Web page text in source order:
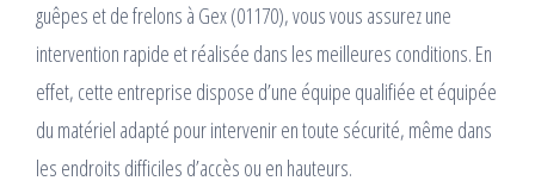
guêpes et de frelons à Gex (01170), vous vous assurez une
intervention rapide et réalisée dans les meilleures conditions. En
effet, cette entreprise dispose d’une équipe qualifiée et équipée
du matériel adapté pour intervenir en toute sécurité, même dans
les endroits difficiles d’accès ou en hauteurs.